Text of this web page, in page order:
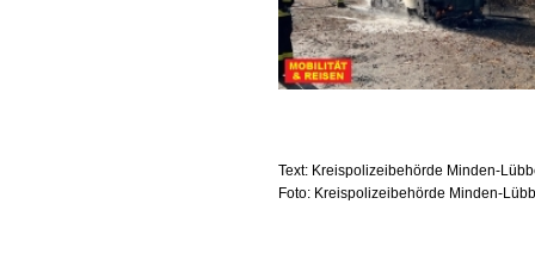
Text: Kreispolizeibehörde Minden-
Foto: Kreispolizeibehörde Minden-